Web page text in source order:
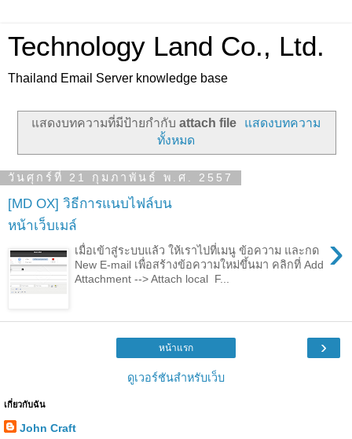
Technology Land Co., Ltd.
Thailand Email Server knowledge base
แสดงบทความที่มีป้ายกำกับ attach file
แสดงบทความ
ทั้งหมด
วันศุกร์ที่ 21 กุมภาพันธ์ พ.ศ. 2557
[MD OX] วิธีการแนบไฟล์บน
หน้าเว็บเมล์
›
เมื่อเข้าสู่ระบบแล้ว ให้เราไปที่เมนู ข้อความ และกด
New E-mail เพื่อสร้างข้อความใหม่ขึ้นมา คลิกที่ Add
Attachment --> Attach local F...
›
หน้าแรก
ดูเวอร์ชันสำหรับเว็บ
เกี่ยวกับฉัน
John Craft